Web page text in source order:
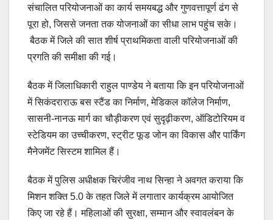
संचालित परियोजनाओं का कार्य समयबद्ध और गुणवत्तापूर्ण ढंग से
पूरा हो, जिससे जनता तक योजनाओं का सीधा लाभ पहुंच सके।
बैठक में जिले की सात शीर्ष प्राथमिकता वाली परियोजनाओं की
प्रगति की समीक्षा की गई।
बैठक में जिलाधिकारी राहुल पाण्डेय ने बताया कि इन परियोजनाओं
में सिकंदराराऊ बस स्टैंड का निर्माण, मेडिकल कॉलेज निर्माण,
सासनी-नानऊ मार्ग का चौड़ीकरण एवं सुदृढ़ीकरण, ऑडिटोरियम व
स्टेडियम का उच्चीकरण, स्ट्रीट फूड जोन का विकास और पार्किंग
मैनेजमेंट सिस्टम शामिल हैं।
बैठक में पुलिस अधीक्षक चिरंजीव नाथ सिन्हा ने अवगत कराया कि
मिशन शक्ति 5.0 के तहत जिले में लगातार कार्यक्रम आयोजित
किए जा रहे हैं। महिलाओं की सुरक्षा, सम्मान और स्वावलंबन के